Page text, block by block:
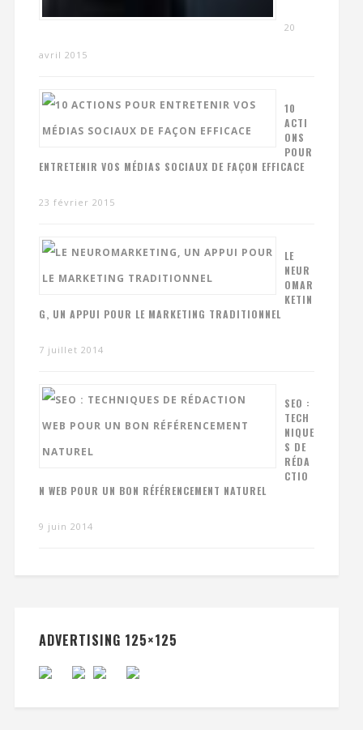
20
avril 2015
10
ACTI
ONS
POUR
ENTRETENIR VOS MÉDIAS SOCIAUX DE FAÇON EFFICACE
23 février 2015
LE
NEUR
OMAR
KETIN
G, UN APPUI POUR LE MARKETING TRADITIONNEL
7 juillet 2014
SEO :
TECH
NIQUE
S DE
RÉDA
CTIO
N WEB POUR UN BON RÉFÉRENCEMENT NATUREL
9 juin 2014
ADVERTISING 125×125